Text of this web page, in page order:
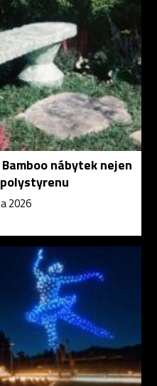
nábytek nejen
2026